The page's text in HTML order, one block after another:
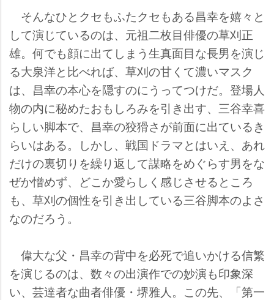
そんなひとクセもふたクセもある昌幸を嬉々と
して演じているのは、元祖二枚目俳優の草刈正
雄。何でも顔に出てしまう生真面目な長男を演じ
る大泉洋と比べれば、草刈の甘くて濃いマスク
は、昌幸の本心を隠すのにうってつけだ。登場人
物の内に秘めたおもしろみを引き出す、三谷幸喜
らしい脚本で、昌幸の狡猾さが前面に出ているき
らいはある。しかし、戦国ドラマとはいえ、あれ
だけの裏切りを繰り返して謀略をめぐらす男をな
ぜか憎めず、どこか愛らしく感じさせるところ
も、草刈の個性を引き出している三谷脚本のよさ
なのだろう。
偉大な父・昌幸の背中を必死で追いかける信繁
を演じるのは、数々の出演作での妙演も印象深
い、芸達者な曲者俳優・堺雅人。この先、「第一